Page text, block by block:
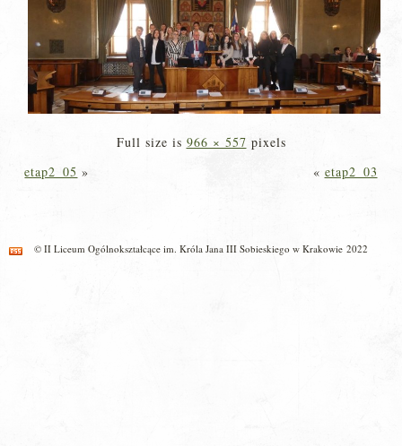
Full size is 966 × 557 pixels
etap2_05 » « etap2_03
© II Liceum Ogólnokształcące im. Króla Jana III Sobieskiego w Krakowie 2022